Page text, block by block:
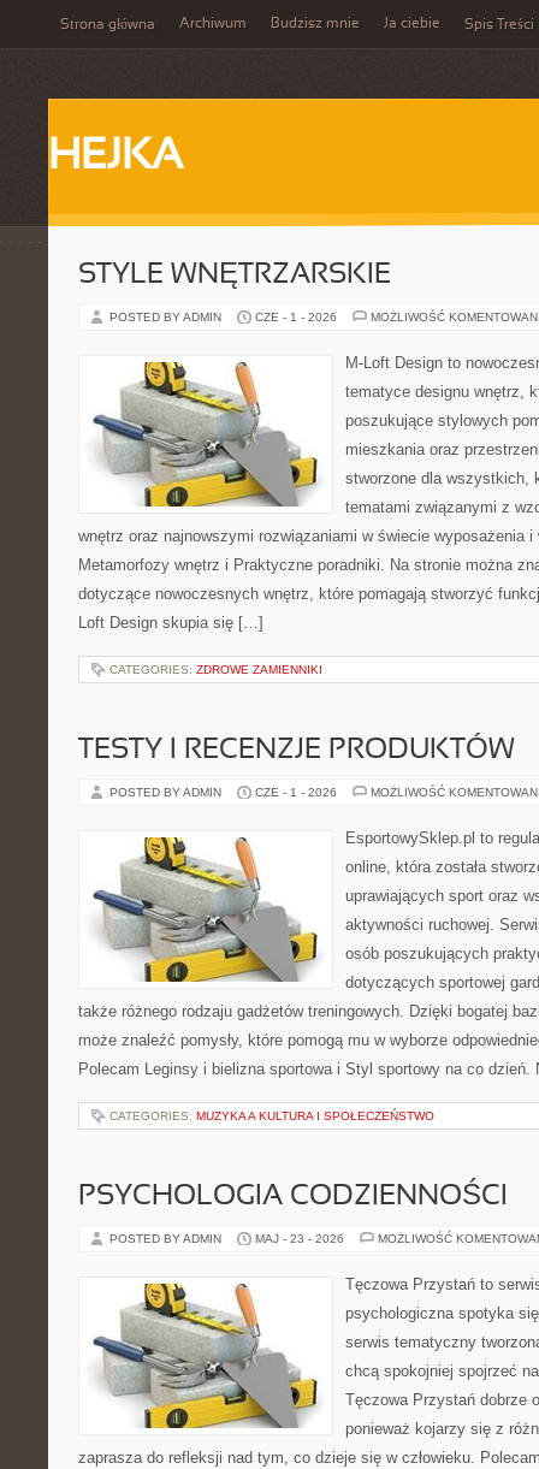
Strona główna Archiwum Budzisz mnie Ja ciebie Spis Treści
HEJKA
STYLE WNĘTRZARSKIE
POSTED BY ADMIN CZE - 1 - 2026 MOŻLIWOŚĆ
M-Loft Design to
tematyce designu wnętrz,
poszukujące stylowych
mieszkania oraz
stworzone dla wszystkich,
tematami związanymi z
wnętrz oraz najnowszymi rozwiązaniami w świecie wyposażenia
Metamorfozy wnętrz i Praktyczne poradniki. Na stronie można
dotyczące nowoczesnych wnętrz, które pomagają stworzyć
Loft Design skupia się […]
CATEGORIES: ZDROWE ZAMIENNIKI
TESTY I RECENZJE PRODUKTÓW
POSTED BY ADMIN CZE - 1 - 2026 MOŻLIWOŚĆ
EsportowySklep.pl to
online, która została
uprawiających sport oraz
aktywności ruchowej.
osób poszukujących
dotyczących sportowej
także różnego rodzaju gadżetów treningowych. Dzięki bogatej
może znaleźć pomysły, które pomogą mu w wyborze
Polecam Leginsy i bielizna sportowa i Styl sportowy na co
CATEGORIES: MUZYKA A KULTURA I SPOŁECZEŃSTWO
PSYCHOLOGIA CODZIENNOŚCI
POSTED BY ADMIN MAJ - 23 - 2026 MOŻLIWOŚĆ
Tęczowa Przystań to
psychologiczna spotyka
serwis tematyczny
chcą spokojniej spojrzeć
Tęczowa Przystań dobrze
ponieważ kojarzy się z
zaprasza do refleksji nad tym, co dzieje się w człowieku.